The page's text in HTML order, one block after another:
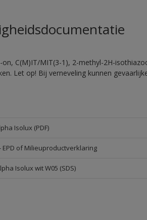
C(M)IT/MIT(3-1), 2-methyl-2H-
Let op! Bij verneveling kunnen
Isolux (PDF)
of Milieuproductverklaring
Isolux wit W05 (SDS)